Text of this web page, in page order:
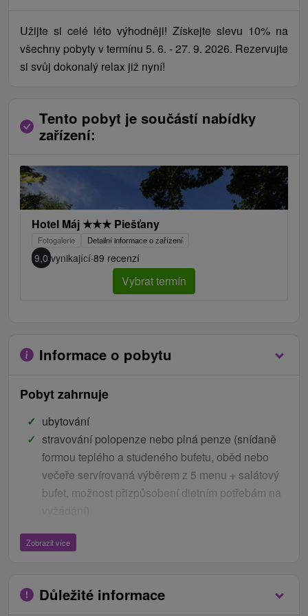
Užijte si celé léto výhodněji! Získejte slevu 10% na
všechny pobyty v termínu 5. 6. - 27. 9. 2026. Rezervujte
si svůj dokonalý relax již nyní!
Tento pobyt je součástí nabídky
zařízení:
Hotel Máj ★★★ Piešťany
Fotogalerie Detailní informace o zařízení
9,0 vynikající·89 recenzí
Vybrat termín
Informace o pobytu
Pobyt zahrnuje
ubytování
stravování polopenze nebo plná penze (snídaně
formou teplého a studeného bufetu, oběd nebo
večeře servírovaná výběrem z 5 menu + salátový
bufet, možnost přizpůsobení dietním potřebám na
16 léčebných procedur "Bolestivé klouby"
4x MLS Laser M8 - robotický vysoce výkonný laser
Zobrazit více
Důležité informace